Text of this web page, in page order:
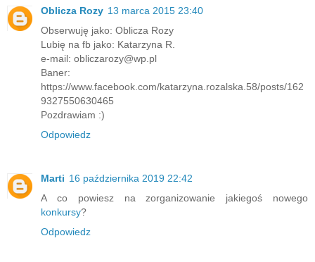
Oblicza Rozy 13 marca 2015 23:40
Obserwuję jako: Oblicza Rozy
Lubię na fb jako: Katarzyna R.
e-mail: obliczarozy@wp.pl
Baner:
https://www.facebook.com/katarzyna.rozalska.58/posts/162
9327550630465
Pozdrawiam :)
Odpowiedz
Marti 16 października 2019 22:42
A co powiesz na zorganizowanie jakiegoś nowego
konkursy?
Odpowiedz